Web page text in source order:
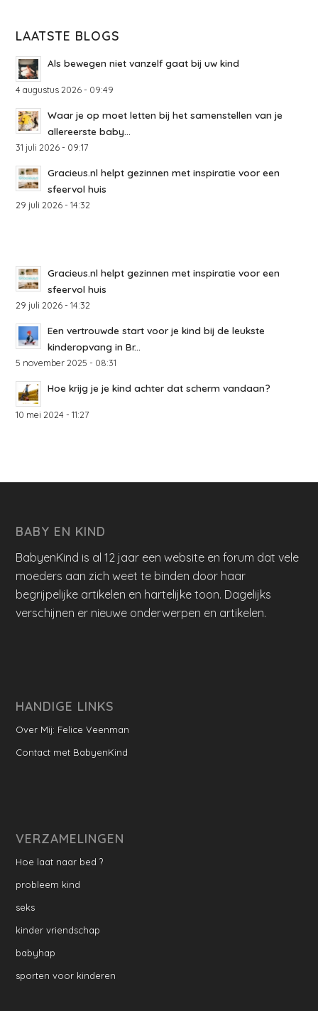
LAATSTE BLOGS
Als bewegen niet vanzelf gaat bij uw kind
4 augustus 2026 - 09:49
Waar je op moet letten bij het samenstellen van je
allereerste baby...
31 juli 2026 - 09:17
Gracieus.nl helpt gezinnen met inspiratie voor een
sfeervol huis
29 juli 2026 - 14:32
Gracieus.nl helpt gezinnen met inspiratie voor een
sfeervol huis
29 juli 2026 - 14:32
Een vertrouwde start voor je kind bij de leukste
kinderopvang in Br...
5 november 2025 - 08:31
Hoe krijg je je kind achter dat scherm vandaan?
10 mei 2024 - 11:27
BABY EN KIND
BabyenKind is al 12 jaar een website en forum dat vele
moeders aan zich weet te binden door haar
begrijpelijke artikelen en hartelijke toon. Dagelijks
verschijnen er nieuwe onderwerpen en artikelen.
HANDIGE LINKS
Over Mij: Felice Veenman
Contact met BabyenKind
VERZAMELINGEN
Hoe laat naar bed ?
probleem kind
seks
kinder vriendschap
babyhap
sporten voor kinderen